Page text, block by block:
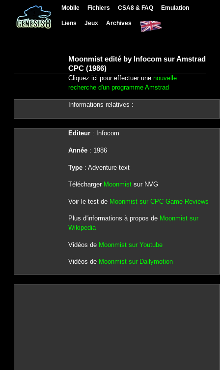
Mobile Fichiers CSA8 & FAQ Emulation
Liens Jeux Archives
Moonmist edité by Infocom sur Amstrad
CPC (1986)
Cliquez ici pour effectuer une nouvelle
recherche d'un programme Amstrad
Informations relatives :
Editeur: Infocom
Année: 1986
Type: Adventure text
Télécharger Moonmistsur NVG
Voir le test de Moonmist sur CPC Game Reviews
Plus d'informations à propos de Moonmist sur
Wikipedia
Vidéos de Moonmist sur Youtube
Vidéos de Moonmist sur Dailymotion